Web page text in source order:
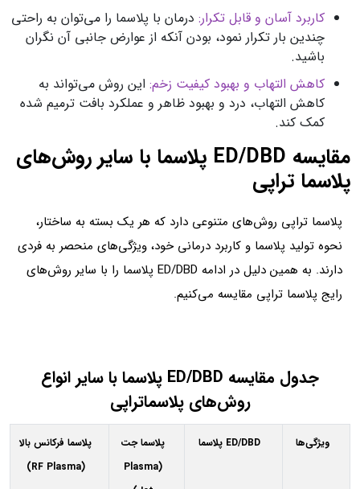
کاربرد آسان و قابل تکرار: درمان با پلاسما را می‌توان به راحتی
چندین بار تکرار نمود، بودن آنکه از عوارض جانبی آن نگران
باشید.
کاهش التهاب و بهبود کیفیت زخم: این روش می‌تواند به
کاهش التهاب، درد و بهبود ظاهر و عملکرد بافت ترمیم شده
کمک کند.
مقایسه ED/DBD پلاسما با سایر روش‌های
پلاسما تراپی
پلاسما تراپی روش‌های متنوعی دارد که هر یک بسته به ساختار،
نحوه تولید پلاسما و کاربرد درمانی خود، ویژگی‌های منحصر به فردی
دارند. به همین دلیل در ادامه ED/DBD پلاسما را با سایر روش‌های
رایج پلاسما تراپی مقایسه می‌کنیم.
جدول مقایسه ED/DBD پلاسما با سایر انواع
روش‌های پلاسماتراپی
ویژگی‌ها ED/DBD پلاسما
پلاسما جت
(Plasma
پلاسما فرکانس بالا
(RF Plasma)